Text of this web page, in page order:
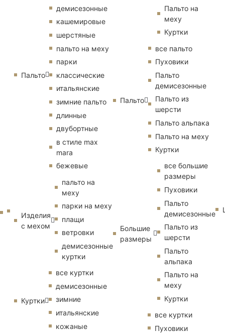
Пальто
демисезонные
кашемировые
шерстяные
пальто на меху
парки
классические
итальянские
зимние пальто
длинные
двубортные
в стиле max
mara
бежевые
Изделия
с мехом
пальто на
меху
парки на меху
плащи
ветровки
демисезонные
куртки
Куртки
все куртки
демисезонные
зимние
итальянские
кожаные
Пальто на
меху
Куртки
Пальто
все пальто
Пуховики
Пальто
демисезонные
Пальто из
шерсти
Пальто альпака
Пальто на меху
Куртки
Большие
размеры
все большие
размеры
Пуховики
Пальто
демисезонные
Пальто из
шерсти
Пальто
альпака
Пальто на
меху
Куртки
все куртки
Пуховики